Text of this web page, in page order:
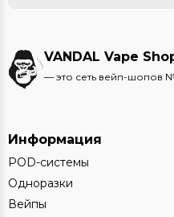
VANDAL Vape
— это сеть вейп-шопов
Информация
POD-системы
Одноразки
Вейпы